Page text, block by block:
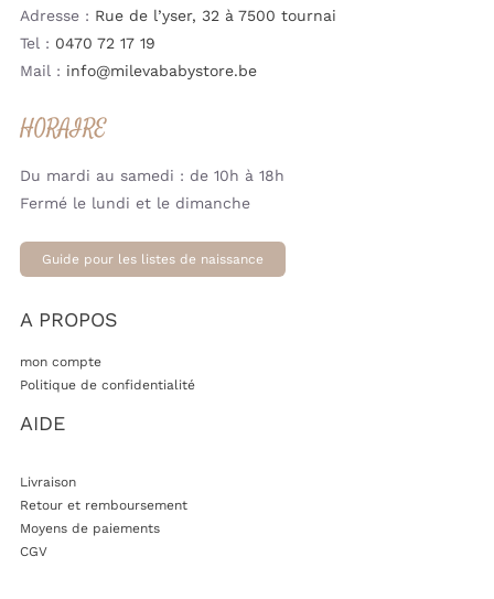
Adresse : Rue de l’yser, 32 à 7500 tournai
Tel : 0470 72 17 19
Mail : info@milevababystore.be
HORAIRE
Du mardi au samedi : de 10h à 18h
Fermé le lundi et le dimanche
Guide pour les listes de naissance
A PROPOS
mon compte
Politique de confidentialité
AIDE
Livraison
Retour et remboursement
Moyens de paiements
CGV